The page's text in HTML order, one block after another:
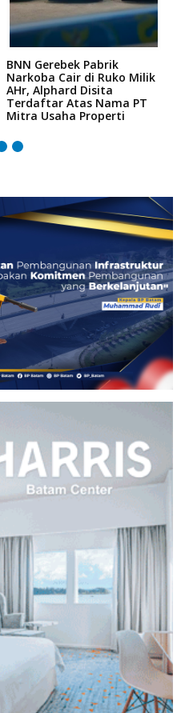
BNN Gerebek Pabrik
Narkoba Cair di Ruko Milik
AHr, Alphard Disita
Terdaftar Atas Nama PT
Mitra Usaha Properti